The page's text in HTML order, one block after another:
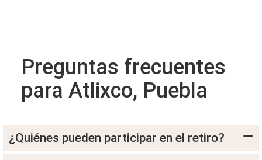
Preguntas frecuentes
para Atlixco, Puebla
¿Quiénes pueden participar en el retiro?